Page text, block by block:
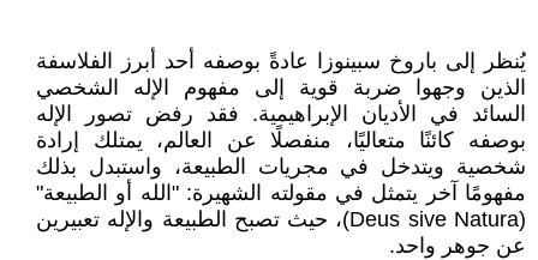
يُنظر إلى باروخ سبينوزا عادةً بوصفه أحد أبرز الفلاسفة
الذين وجهوا ضربة قوية إلى مفهوم الإله الشخصي
السائد في الأديان الإبراهيمية. فقد رفض تصور الإله
بوصفه كائنًا متعاليًا، منفصلًا عن العالم، يمتلك إرادة
شخصية ويتدخل في مجريات الطبيعة، واستبدل بذلك
مفهومًا آخر يتمثل في مقولته الشهيرة: "الله أو الطبيعة"
(Deus sive Natura)، حيث تصبح الطبيعة والإله تعبيرين
عن جوهر واحد.